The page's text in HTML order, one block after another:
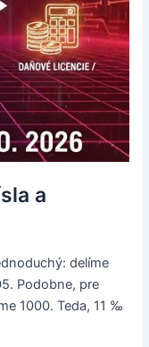
a
delíme
Podobne, pre
1000. Teda, 11 ‰